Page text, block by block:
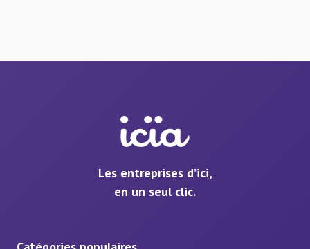
Les entreprises d’ici,
en un seul clic.